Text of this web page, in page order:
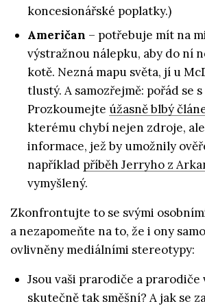
koncesionářské poplatky.)
Američan – potřebuje mít na
výstražnou nálepku, aby do ní
kotě. Nezná mapu světa, jí u
tlustý. A samozřejmě: pořád se
Prozkoumejte úžasně blbý
kterému chybí nejen zdroje,
informace, jež by umožnily
například příběh Jerryho z
vymyšlený.
Zkonfrontujte to se svými
a nezapomeňte na to, že i ony
ovlivněny mediálními stereotypy:
Jsou vaši prarodiče a prarodiče
skutečně tak směšní? A jak se